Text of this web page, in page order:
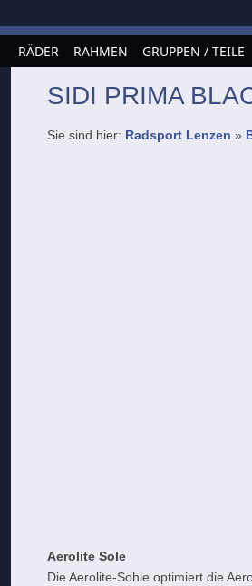
RÄDER
RAHMEN GRUPPEN / TEILE
SIDI PRIMA
Sie sind hier: Radsport Lenzen »
Aerolite Sole
Die Aerolite-Sohle optimiert die